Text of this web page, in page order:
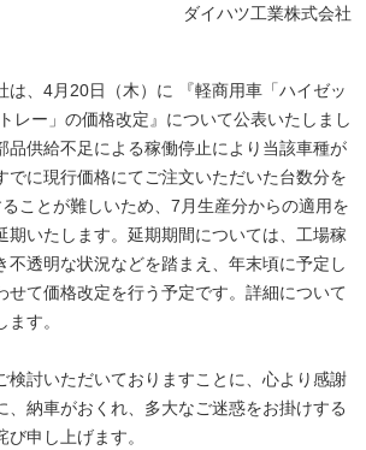
ダイハツ工業株式会社
は、4月20日（木）に 『軽商用車「ハイゼッ
レー」の価格改定』について公表いたしまし
品供給不足による稼働停止により当該車種が
でに現行価格にてご注文いただいた台数分を
ことが難しいため、7月生産分からの適用を
期いたします。延期期間については、工場稼
不透明な状況などを踏まえ、年末頃に予定し
せて価格改定を行う予定です。詳細について
す。
検討いただいておりますことに、心より感謝
、納車がおくれ、多大なご迷惑をお掛けする
申し上げます。